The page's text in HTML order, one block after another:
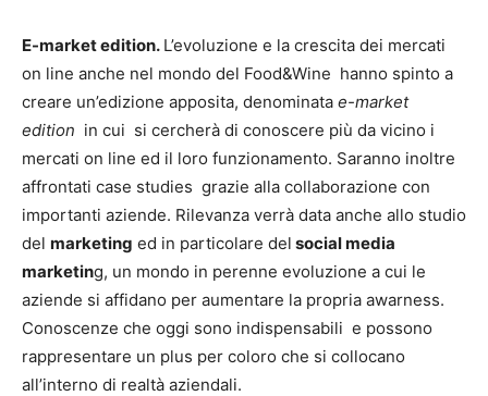
E-market edition. L’evoluzione e la crescita dei mercati
on line anche nel mondo del Food&Wine hanno spinto a
creare un’edizione apposita, denominata e-market
edition in cui si cercherà di conoscere più da vicino i
mercati on line ed il loro funzionamento. Saranno inoltre
affrontati case studies grazie alla collaborazione con
importanti aziende. Rilevanza verrà data anche allo studio
del marketing ed in particolare del social media
marketing, un mondo in perenne evoluzione a cui le
aziende si affidano per aumentare la propria awarness.
Conoscenze che oggi sono indispensabili e possono
rappresentare un plus per coloro che si collocano
all’interno di realtà aziendali.